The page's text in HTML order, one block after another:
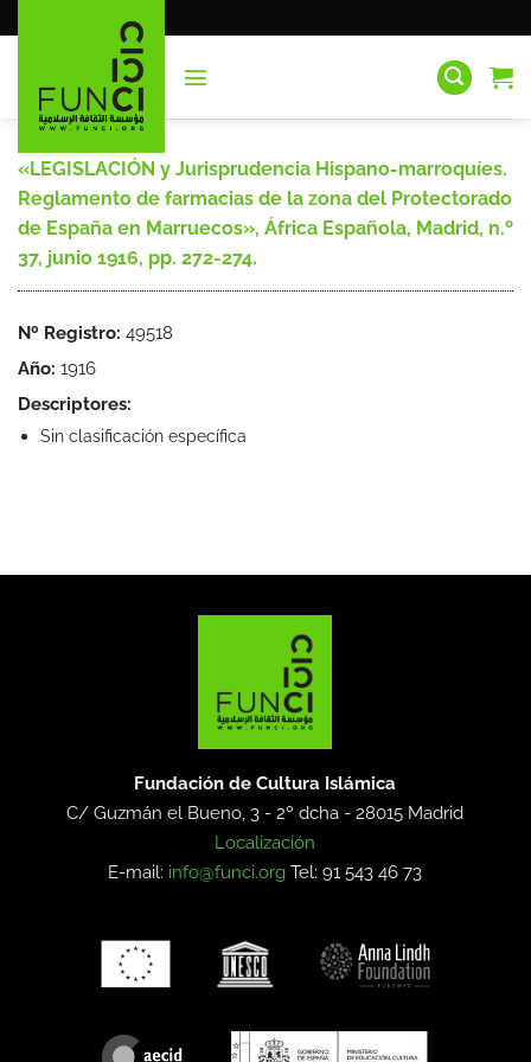
al
«LEGISLACIÓN y Jurisprudencia Hispano-marroquíes.
Reglamento de farmacias de la zona del Protectorado
de España en Marruecos», África Española, Madrid, n.º
37, junio 1916, pp. 272-274.
Nº Registro: 49518
Año: 1916
Descriptores:
Sin clasificación específica
Fundación de Cultura Islámica
C/ Guzmán el Bueno, 3 - 2º dcha -28015 Madrid
Localización
E-mail: info@funci.org Tel: 91 543 46 73